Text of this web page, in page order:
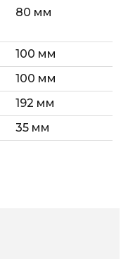
80 мм
100 мм
100 мм
192 мм
35 мм